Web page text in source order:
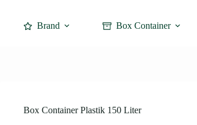
Brand Box Container
Box Container Plastik 150 Liter